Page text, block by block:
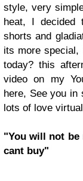
style, very
heat, I decided
shorts and
its more
today? this
video on my
here, See you in
lots of love
"You will not be
cant buy"